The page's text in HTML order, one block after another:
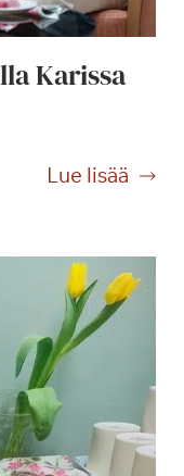
y
s
Karissa
Lue lisää
V
p
a
r
k
e
l